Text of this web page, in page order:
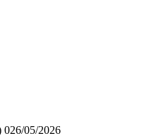
05/2026